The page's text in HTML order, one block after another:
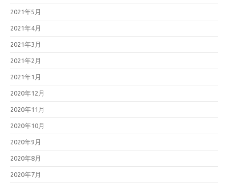
2021年5月
2021年4月
2021年3月
2021年2月
2021年1月
2020年12月
2020年11月
2020年10月
2020年9月
2020年8月
2020年7月